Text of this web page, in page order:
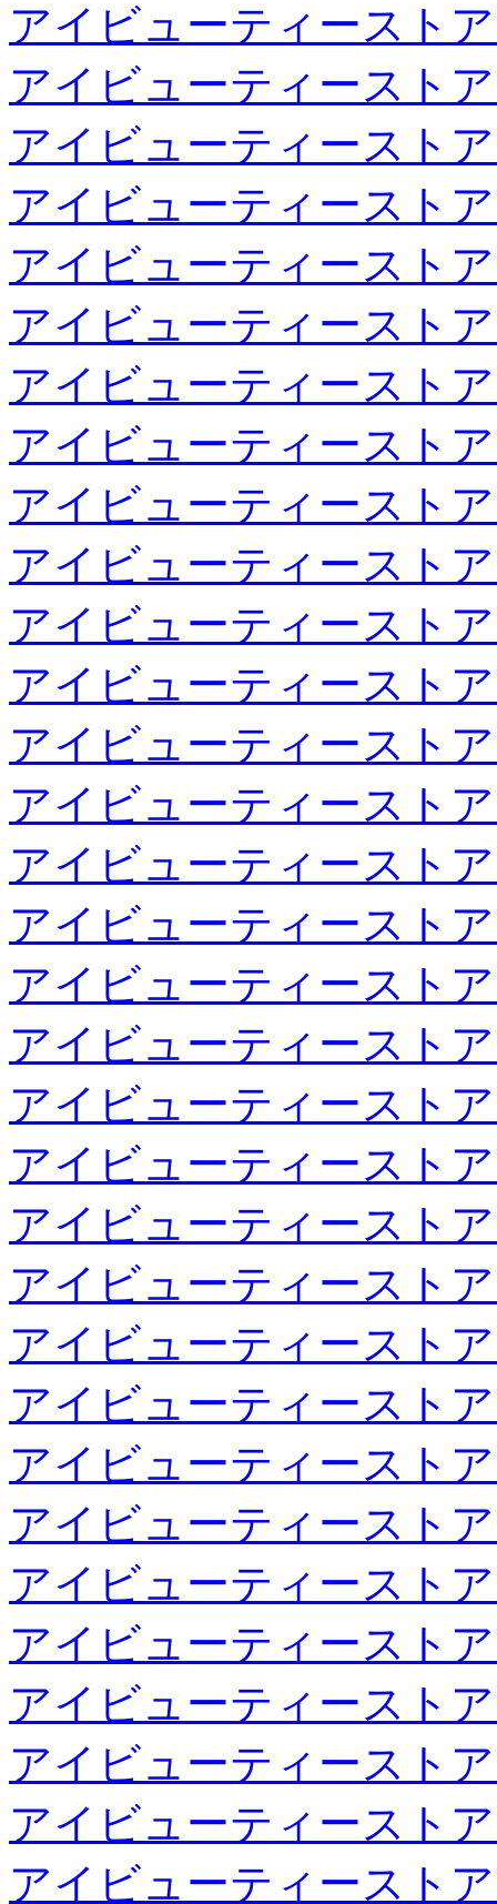
アイビューティースト
アイビューティースト
アイビューティースト
アイビューティースト
アイビューティースト
アイビューティースト
アイビューティースト
アイビューティースト
アイビューティースト
アイビューティースト
アイビューティースト
アイビューティースト
アイビューティースト
アイビューティースト
アイビューティースト
アイビューティースト
アイビューティースト
アイビューティースト
アイビューティースト
アイビューティースト
アイビューティースト
アイビューティースト
アイビューティースト
アイビューティースト
アイビューティースト
アイビューティースト
アイビューティースト
アイビューティースト
アイビューティースト
アイビューティースト
アイビューティースト
アイビューティースト